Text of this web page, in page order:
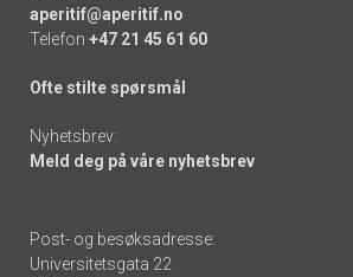
aperitif@aperitif.no
Telefon +47 21 45 61 60
Ofte stilte spørsmål
Nyhetsbrev:
Meld deg på våre nyhetsbrev
Post- og besøksadresse:
Universitetsgata 22